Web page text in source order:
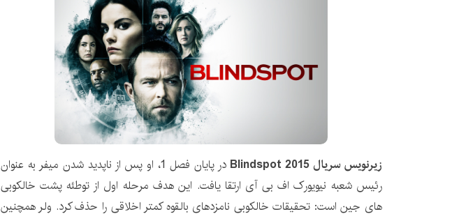
زیرنویس سریال Blindspot 2015
در پایان فصل 1، او پس از ناپدید شدن میفر به عنوان
رئیس شعبه نیویورک اف بی آی ارتقا یافت. این هدف مرحله اول از توطئه پشت خالکوبی
های جین است: تحقیقات خالکوبی نامزدهای بالقوه کمتر اخلاقی را حذف کرد. ولر همچنین